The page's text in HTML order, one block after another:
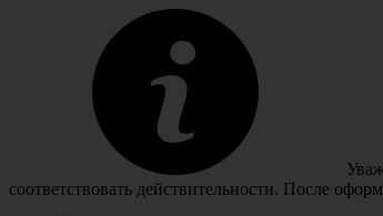
соответствовать действительности. После